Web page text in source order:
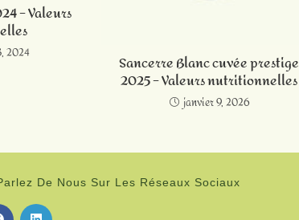
– Valeurs
2024 Sancerre Blanc cuvée prestige
2025 – Valeurs nutritionnelles
janvier 9, 2026
De Nous Sur Les Réseaux Sociaux